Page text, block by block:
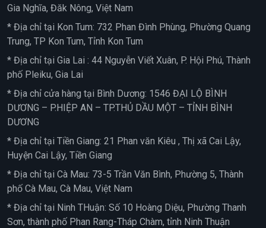
Gia Nghĩa, Đăk Nông, Việt Nam
* Địa chỉ tại Kon Tum: 732 Phan Đình Phùng, Phường Quang
Trung, TP Kon Tum, Tỉnh Kon Tum
* Địa chỉ tại Gia Lai : 44 Nguyễn Viết Xuân, P. Hội Phú, Thành
phố Pleiku, Gia Lai
* Địa chỉ cửa hàng tại Bình Dương: 1546 ĐẠI LỘ BÌNH
DƯƠNG – P.HIỆP AN – TP.THỦ DẦU MỘT – TỈNH BÌNH
DƯƠNG
* Địa chỉ tại Tiền Giang: 21 Phan văn Kiêu , Thị xã Cai Lậy,
Huyện Cai Lậy, Tiền Giang
* Địa chỉ tại Cà Mau: 73-5 Trần Văn Bình, Phường 5, Thành
phố Cà Mau, Cà Mau, Việt Nam
* Địa chỉ tại Ninh THuận: Số 10 Hoàng Diệu, Phường Thanh
Sơn, thành phố Phan Rang-Tháp Chàm, tỉnh Ninh Thuận